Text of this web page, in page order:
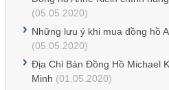
(05.05.2020)
Những lưu ý khi mua đồng hồ
(05.05.2020)
Địa Chỉ Bán Đồng Hồ Michael
Minh (01.05.2020)